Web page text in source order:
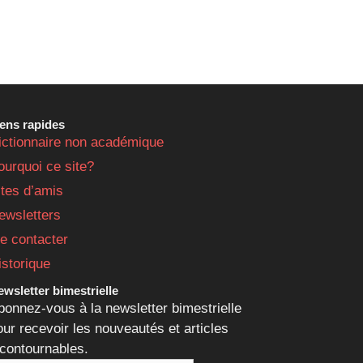
rapides
non académique
ce site?
d’amis
contacter
bimestrielle
vous à la newsletter bimestrielle
recevoir les nouveautés et articles